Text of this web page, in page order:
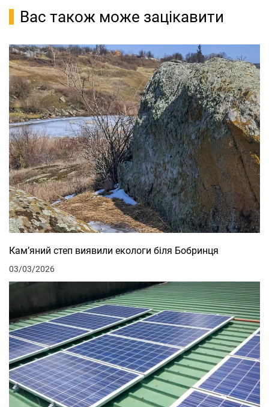
Вас також може зацікавити
Кам’яний степ виявили екологи біля Бобринця
03/03/2026